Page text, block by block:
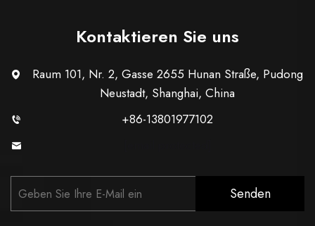
Kontaktieren Sie uns
Raum 101, Nr. 2, Gasse 2655 Hunan Straße, Pudong
Neustadt, Shanghai, China
+86-13801977102
Senden